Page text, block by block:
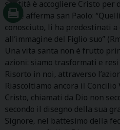
santità è accogliere Cristo per
come afferma san Paolo:
conosciuto, li ha predestinati a
all’immagine del Figlio suo”
Una vita santa non è frutto
azioni: siamo trasformati e
Risorto in noi, attraverso
Riascoltiamo ancora il Concilio
Cristo, chiamati da Dio non
secondo il disegno della sua
Signore, nel battesimo della